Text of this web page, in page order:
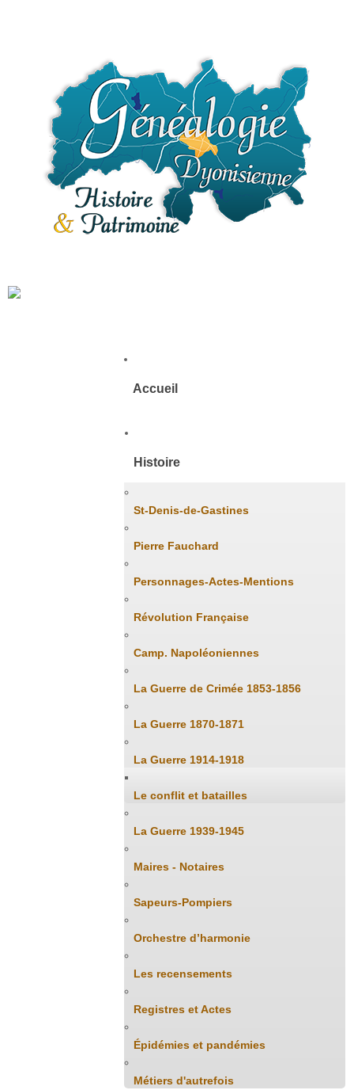
Accueil
Histoire
St-Denis-de-Gastines
Pierre Fauchard
Personnages-Actes-Mentions
Révolution Française
Camp. Napoléoniennes
La Guerre de Crimée 1853-1856
La Guerre 1870-1871
La Guerre 1914-1918
Le conflit et batailles
La Guerre 1939-1945
Maires - Notaires
Sapeurs-Pompiers
Orchestre d’harmonie
Les recensements
Registres et Actes
Épidémies et pandémies
Métiers d'autrefois